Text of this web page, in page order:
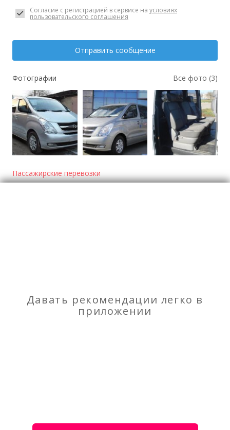
Согласие с регистрацией в сервисе на условиях
пользовательского соглашения
Отправить сообщение
Фотографии Все фото (3)
Пассажирские перевозки
Давать рекомендации легко в
приложении